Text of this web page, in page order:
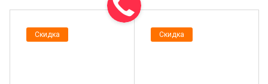
Скидка Скидка